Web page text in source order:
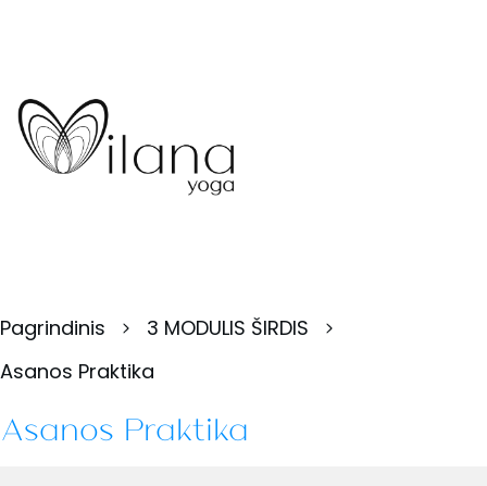
Pagrindinis
3 MODULIS ŠIRDIS
Asanos Praktika
Asanos Praktika